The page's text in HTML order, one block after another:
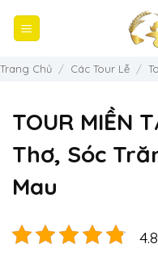
qua
dung
Trang Chủ / Các Tour Lễ /
TOUR MIỀN
Thơ, Sóc
Mau